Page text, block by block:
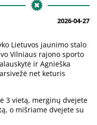
2026-04-27
Lietuvos jaunimo stalo
Vilniaus rajono sporto
ir Agnieška
net keturis
3 vietą, merginų dvejete
o mišriame dvejete su